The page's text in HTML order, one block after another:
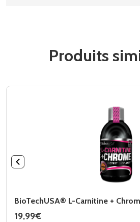
Produits
BioTechUSA® L-Carnitine +
19,99€